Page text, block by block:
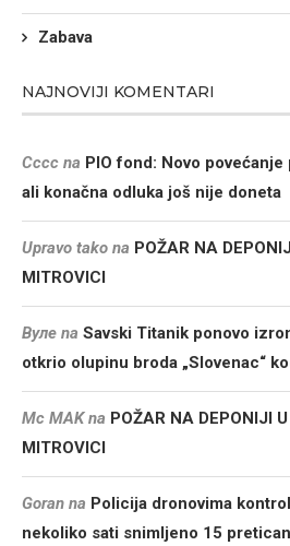
Zabava
NAJNOVIJI KOMENTARI
Cccc na PIO fond: Novo
ali konačna odluka još nije doneta
Upravo tako na POŽAR NA
MITROVICI
Вуле na Savski Titanik ponovo
otkrio olupinu broda „Slovenac“
Mc MAKna POŽAR NA DEPONIJI
MITROVICI
Goran na Policija dronovima
nekoliko sati snimljeno 15